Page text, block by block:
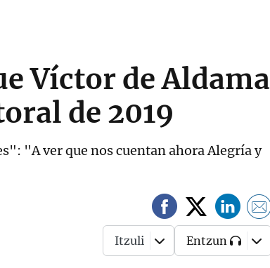
Víctor de Aldama
de 2019
"A ver que nos cuentan ahora Alegría y
Itzuli Entzun